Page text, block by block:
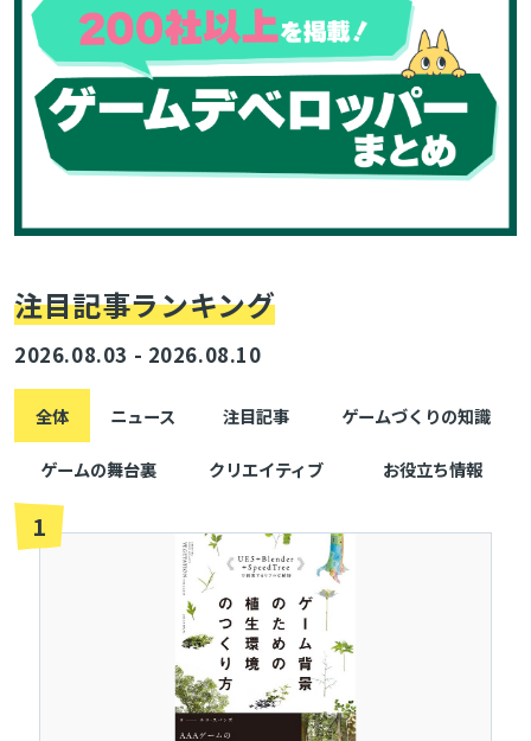
注目記事ランキング
2026.08.03 - 2026.08.10
全体 ニュース 注目記事 ゲームづくりの知識
ゲームの舞台裏 クリエイティブ お役立ち情報
1
とじる